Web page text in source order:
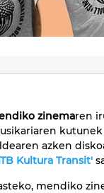
zinemaren
azken
Kultura Transit'
mendiko